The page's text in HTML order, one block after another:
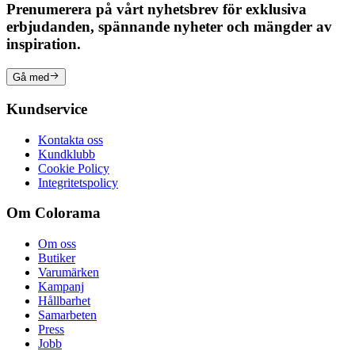
Prenumerera på vårt nyhetsbrev för exklusiva
erbjudanden, spännande nyheter och mängder av
inspiration.
Gå med
Kundservice
Kontakta oss
Kundklubb
Cookie Policy
Integritetspolicy
Om Colorama
Om oss
Butiker
Varumärken
Kampanj
Hållbarhet
Samarbeten
Press
Jobb